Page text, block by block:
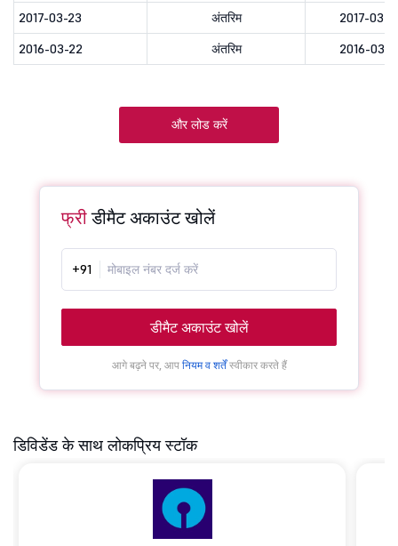
2017-03-23
अंतरिम
2017-03-
2016-03-22
अंतरिम 2016-03-
और लोड करें
फ्रीडीमैट अकाउंट खोलें
+91
डीमैट अकाउंट खोलें
आगे बढ़ने पर, आप नियम व शर्तेंस्वीकार करते हैं
डिविडेंड के साथ लोकप्रिय स्टॉक